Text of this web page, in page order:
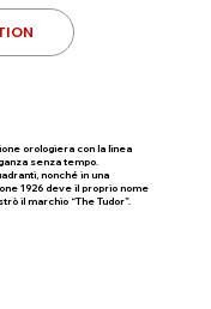
orologiera con la linea
senza tempo.
nonché in una
1926 deve il proprio nome
il marchio “The Tudor”.